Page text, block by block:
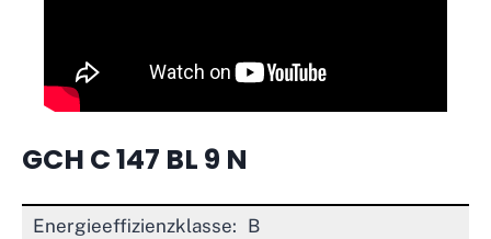
GCH C 147 BL 9 N
Energieeffizienzklasse: B